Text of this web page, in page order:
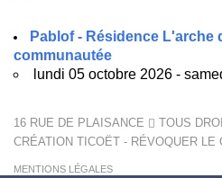
Pablof - Résidence L'arche
communautée
lundi 05 octobre 2026 -
16 RUE DE PLAISANCE
TOUS
CRÉATION TICOËT - RÉVOQUER LE
MENTIONS LÉGALES